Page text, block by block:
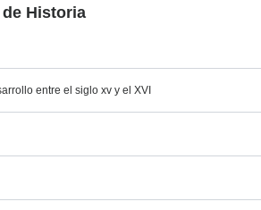
Historia
entre el siglo xv y el XVI